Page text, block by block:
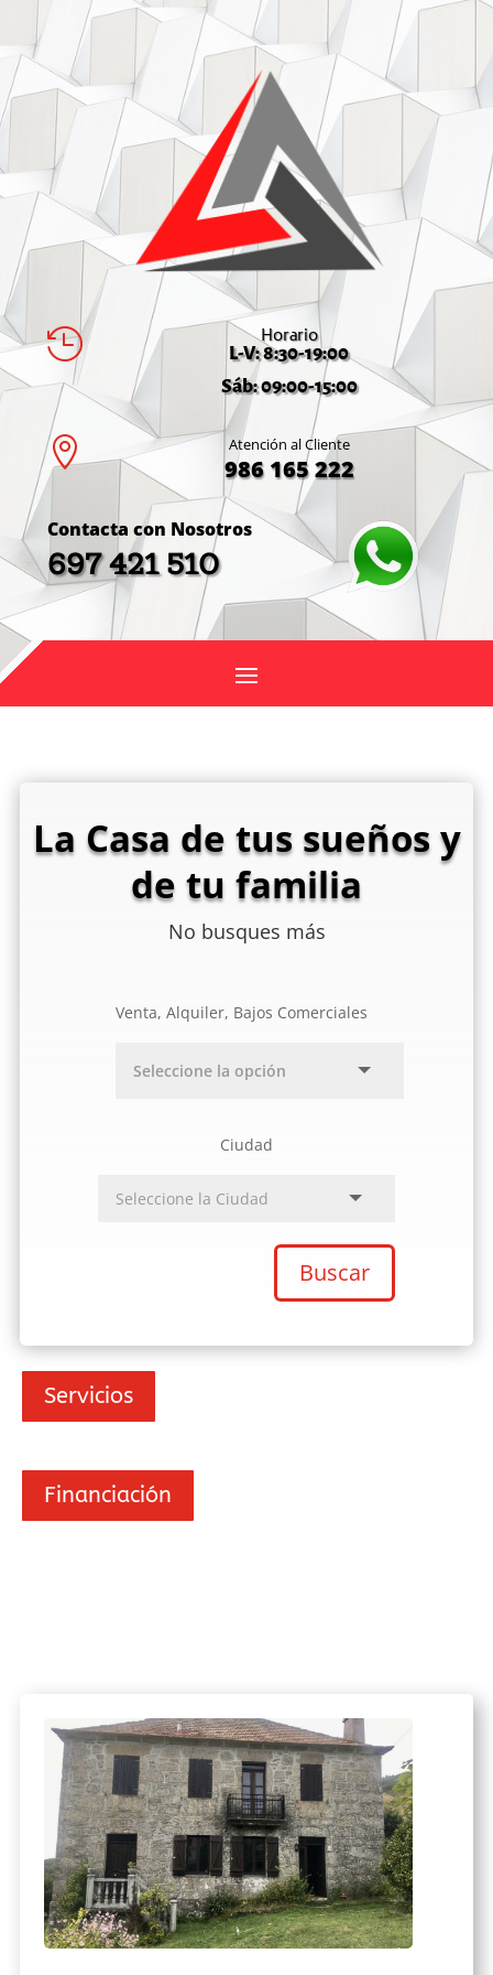
 Horario
L-V: 8:30-19:00
Sáb: 09:00-15:00
 Atención al Cliente
986 165 222
Contacta con Nosotros
697 421 510
La Casa de tus sueños y
de tu familia
No busques más
Venta, Alquiler, Bajos Comerciales
Ciudad
Buscar
Servicios
Financiación